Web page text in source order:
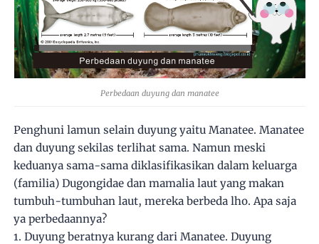
Perbedaan duyung dan manatee
Penghuni lamun selain duyung yaitu Manatee. Manatee
dan duyung sekilas terlihat sama. Namun meski
keduanya sama-sama diklasifikasikan dalam keluarga
(familia) Dugongidae dan mamalia laut yang makan
tumbuh-tumbuhan laut, mereka berbeda lho. Apa saja
ya perbedaannya?
1. Duyung beratnya kurang dari Manatee. Duyung